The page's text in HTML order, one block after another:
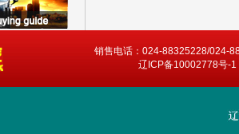
销售电话：024-88325228/024-
辽ICP备10002778号-1